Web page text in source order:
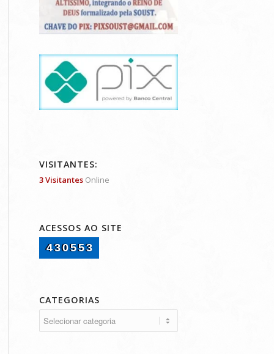
VISITANTES:
3 VisitantesOnline
ACESSOS AO SITE
430553
CATEGORIAS